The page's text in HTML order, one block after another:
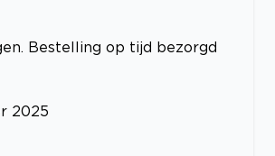
Bestelling op tijd bezorgd
2025